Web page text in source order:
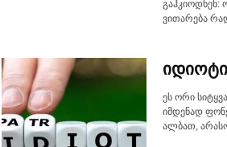
გაჰკიოდნენ:
ვითარება
ეს ორი
იმდენად
ალბათ,